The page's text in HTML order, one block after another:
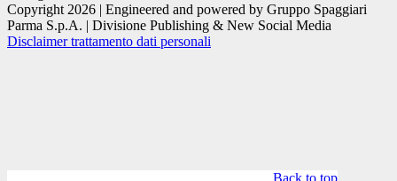
Copyright 2026 | Engineered and powered by Gruppo Spaggiari
Parma S.p.A. | Divisione Publishing & New Social Media
Disclaimer trattamento dati personali
Back to top